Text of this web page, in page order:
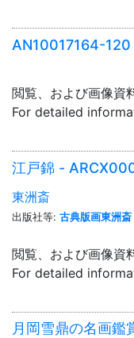
AN10017164-120
閲覧、および画像資
For detailed
江戸錦 -
東洲斎
出版社等: 古典版画東洲斎
閲覧、および画像資
For detailed
月岡雪鼎の名画